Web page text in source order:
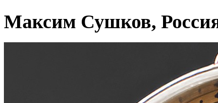
Максим Сушков,